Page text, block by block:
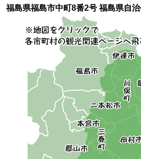
福島県福島市中町8番2号 福島県自